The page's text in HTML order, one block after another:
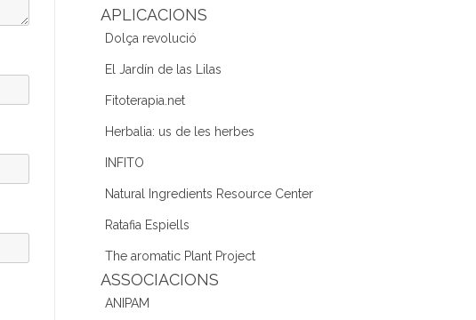
APLICACIONS
Dolça revolució
El Jardín de las Lilas
Fitoterapia.net
Herbalia: us de les herbes
INFITO
Natural Ingredients Resource Center
Ratafia Espiells
The aromatic Plant Project
ASSOCIACIONS
ANIPAM